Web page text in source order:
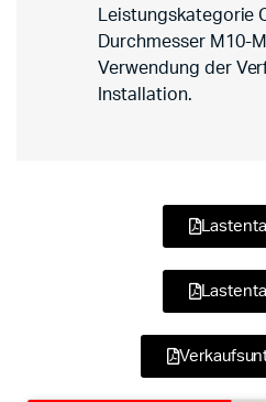
Leistungskategorie
Durchmesser M10-
Verwendung der
Installation.